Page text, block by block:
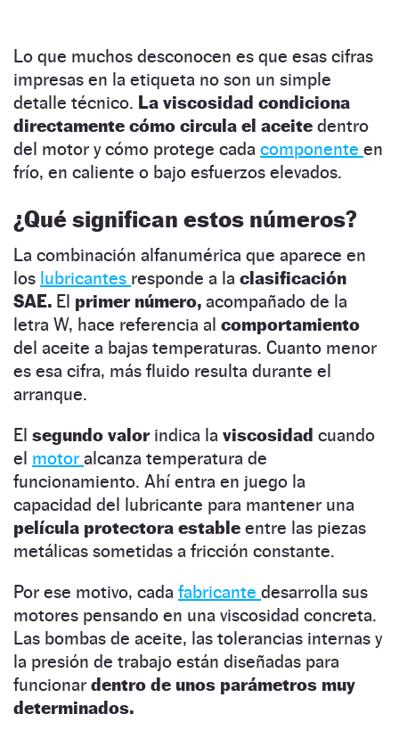
Lo que muchos desconocen es que esas cifras
impresas en la etiqueta no son un simple
detalle técnico. La viscosidad condiciona
directamente cómo circula el aceite dentro
del motor y cómo protege cada componente en
frío, en caliente o bajo esfuerzos elevados.
¿Qué significan estos números?
La combinación alfanumérica que aparece en
los lubricantes responde a la clasificación
SAE. El primer número, acompañado de la
letra W, hace referencia al comportamiento
del aceite a bajas temperaturas. Cuanto menor
es esa cifra, más fluido resulta durante el
arranque.
El segundo valor indica la viscosidad cuando
el motor alcanza temperatura de
funcionamiento. Ahí entra en juego la
capacidad del lubricante para mantener una
película protectora estable entre las piezas
metálicas sometidas a fricción constante.
Por ese motivo, cada fabricante desarrolla sus
motores pensando en una viscosidad concreta.
Las bombas de aceite, las tolerancias internas y
la presión de trabajo están diseñadas para
funcionar dentro de unos parámetros muy
determinados.